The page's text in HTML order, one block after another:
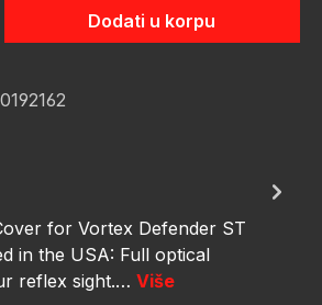
Unesite željenu
Dodati u korpu
for Vortex Defender ST
in the USA: Full optical
reflex sight.… Više